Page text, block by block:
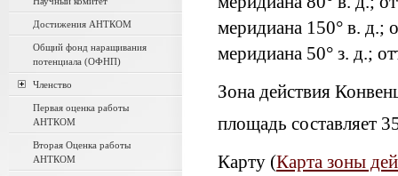
Достижения АНТКОМ
Общий фонд наращивания
потенциала (ОФНП)
Членство
Первая оценка работы
АНТКОМ
Вторая Оценка работы
АНТКОМ
меридиана 150° в. д.;
меридиана 50° з. д.;
Зона действия
площадь составляет
Карту (Карта зоны